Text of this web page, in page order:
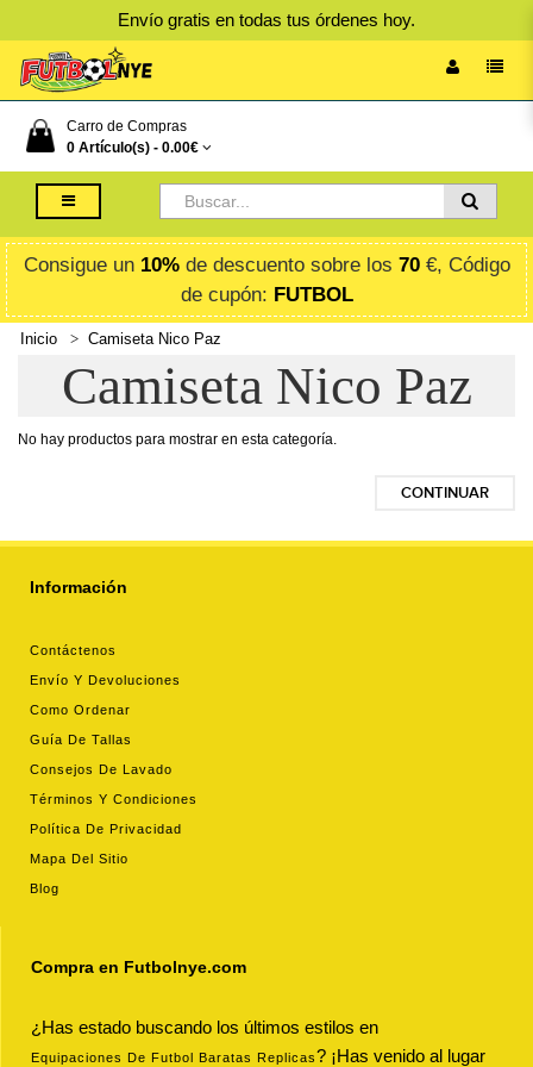
Envío gratis en todas tus órdenes hoy.
Carro de Compras
0 Artículo(s) - 0.00€
Consigue un 10%de descuento sobre los 70€, Código
de cupón: FUTBOL
Inicio Camiseta Nico Paz
Camiseta Nico Paz
No hay productos para mostrar en esta categoría.
CONTINUAR
Información
Contáctenos
Envío Y Devoluciones
Como Ordenar
Guía De Tallas
Consejos De Lavado
Términos Y Condiciones
Política De Privacidad
Mapa Del Sitio
Blog
Compra en Futbolnye.com
¿Has estado buscando los últimos estilos en
Equipaciones De Futbol Baratas Replicas? ¡Has venido al lugar